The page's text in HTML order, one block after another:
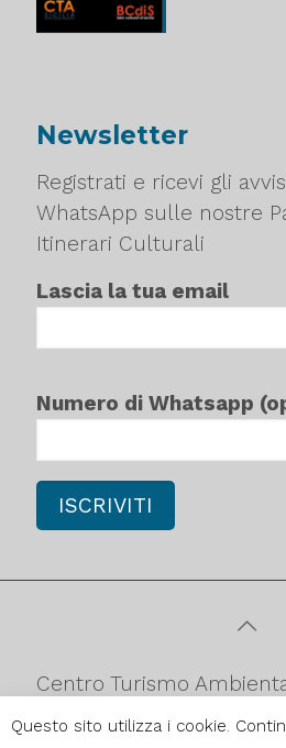
Newsletter
Registrati e ricevi gli
WhatsApp sulle nostre
Itinerari Culturali
Lascia la tua email
Numero di Whatsapp
Centro Turismo
culturale di
Questo sito utilizza i cookie.